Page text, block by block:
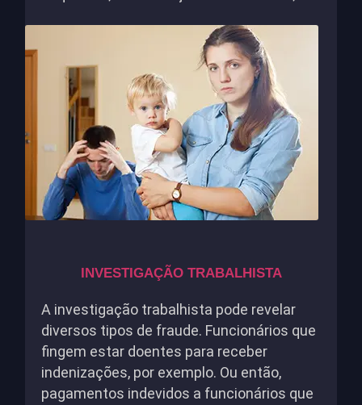
INVESTIGAÇÃO TRABALHISTA
A investigação trabalhista pode revelar
diversos tipos de fraude. Funcionários que
fingem estar doentes para receber
indenizações, por exemplo. Ou então,
pagamentos indevidos a funcionários que